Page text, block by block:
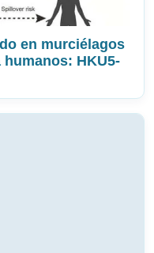
en murciélagos
HKU5-